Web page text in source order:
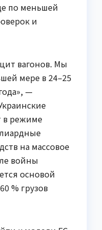
по меньшей
и
вагонов. Мы
мере в 24–25
—
в режиме
на массовое
войны
основой
% грузов